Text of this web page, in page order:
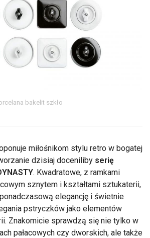
bakelit szkło
miłośnikom stylu retro w bogatej
dzisiaj doceniliby serię
. Kwadratowe, z ramkami
sznytem i kształtami sztukaterii,
elegancję i świetnie
pstryczków jako elementów
Znakomicie sprawdzą się nie tylko w
pałacowych czy dworskich, ale także